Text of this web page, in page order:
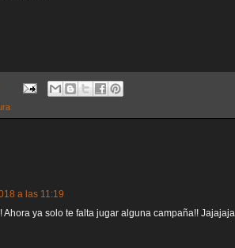
a las 11:19
Ahora ya solo te falta jugar alguna campaña!! Jajajaja